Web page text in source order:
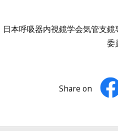
日本呼吸器内視鏡学会気管支
Share on